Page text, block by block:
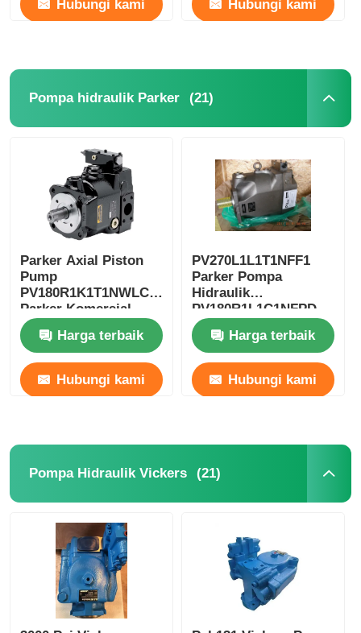
Hubungi kami Hubungi kami
Pompa hidraulik Parker (21)
Parker Axial Piston
Pump
PV180R1K1T1NWLC
Parker Komersial
Pompa
Harga terbaik
Hubungi kami
PV270L1L1T1NFF1
Parker Pompa
Hidraulik
PV180R1L1C1NFPD
PV270L1D3T1N001
Harga terbaik
Hubungi kami
Pompa Hidraulik Vickers (21)